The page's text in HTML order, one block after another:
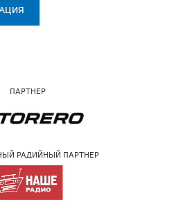
ПАРТНЕР
РАДИЙНЫЙ ПАРТНЕР